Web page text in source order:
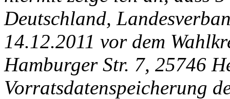
Deutschland,
14.12.2011 vor dem
Hamburger Str. 7, 25746
Vorratsdatenspeicherung